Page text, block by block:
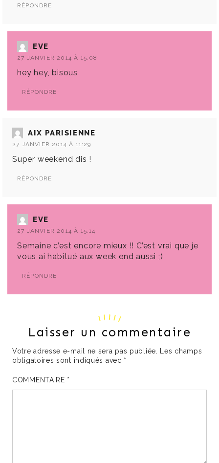
RÉPONDRE
EVE
27 JANVIER 2014 À 15:08
hey hey, bisous
RÉPONDRE
AIX PARISIENNE
27 JANVIER 2014 À 11:29
Super weekend dis !
RÉPONDRE
EVE
27 JANVIER 2014 À 15:14
Semaine c’est encore mieux !! C’est vrai que je
vous ai habitué aux week end aussi ;)
RÉPONDRE
Laisser un commentaire
Votre adresse e-mail ne sera pas publiée. Les champs
obligatoires sont indiqués avec *
COMMENTAIRE *